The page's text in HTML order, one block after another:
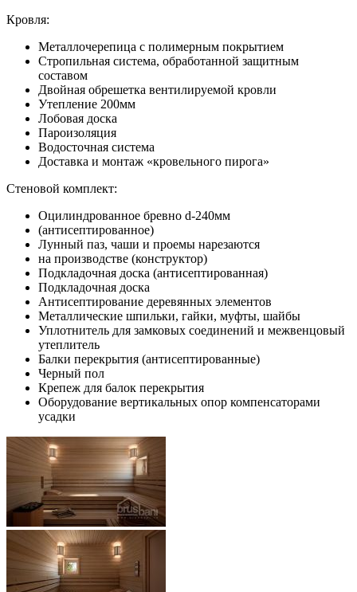
Кровля:
Металлочерепица с полимерным покрытием
Стропильная система, обработанной защитным
составом
Двойная обрешетка вентилируемой кровли
Утепление 200мм
Лобовая доска
Пароизоляция
Водосточная система
Доставка и монтаж «кровельного пирога»
Стеновой комплект:
Оцилиндрованное бревно d-240мм
(антисептированное)
Лунный паз, чаши и проемы нарезаются
на производстве (конструктор)
Подкладочная доска (антисептированная)
Подкладочная доска
Антисептирование деревянных элементов
Металлические шпильки, гайки, муфты, шайбы
Уплотнитель для замковых соединений и межвенцовый
утеплитель
Балки перекрытия (антисептированные)
Черный пол
Крепеж для балок перекрытия
Оборудование вертикальных опор компенсаторами
усадки